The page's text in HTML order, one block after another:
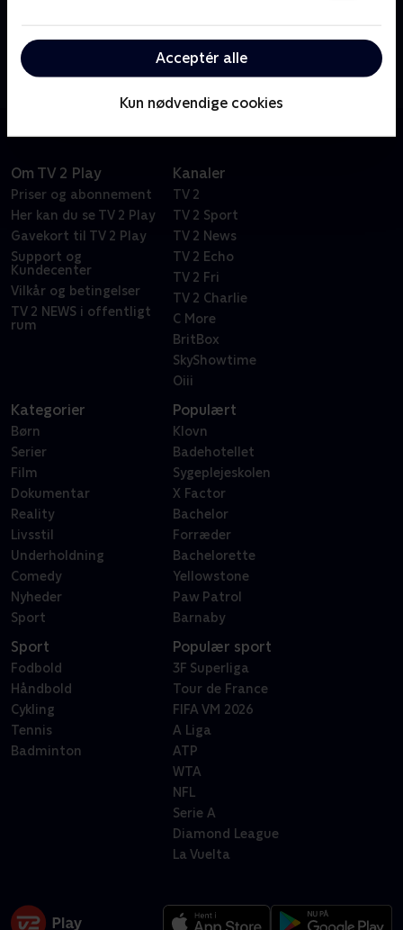
Acceptér alle
Kun nødvendige cookies
Lasse Rimmer er vært, når to hold kendte danskere
skal bluffe, gætte, købe og sælge sig igennem en
masse loppefund i håbet om at tjene flest penge.
Om TV 2 Play
Priser og abonnement
Her kan du se TV 2 Play
Gavekort til TV 2 Play
Support og
Kundecenter
Vilkår og betingelser
TV 2 NEWS i offentligt
rum
Kanaler
TV 2
TV 2 Sport
TV 2 News
TV 2 Echo
TV 2 Fri
TV 2 Charlie
C More
BritBox
SkyShowtime
Oiii
Kategorier
Børn
Serier
Film
Dokumentar
Reality
Livsstil
Underholdning
Comedy
Nyheder
Sport
Populært
Klovn
Badehotellet
Sygeplejeskolen
X Factor
Bachelor
Forræder
Bachelorette
Yellowstone
Paw Patrol
Barnaby
Sport
Fodbold
Håndbold
Cykling
Tennis
Badminton
Populær sport
3F Superliga
Tour de France
FIFA VM 2026
A Liga
ATP
WTA
NFL
Serie A
Diamond League
La Vuelta